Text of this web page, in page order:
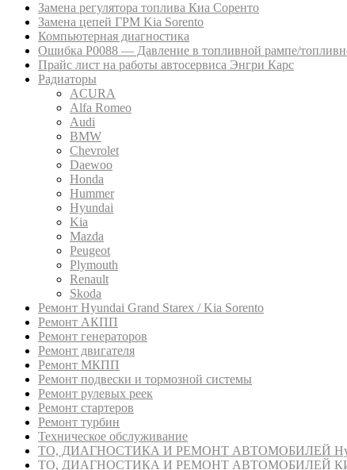
Замена регулятора топлива Киа Соренто
Замена цепей ГРМ Kia Sorento
Компьютерная диагностика
Ошибка P0088 — Давление в топливной рампе/
Прайс лист на работы автосервиса Энгри Карс
Радиаторы
ACURA
Alfa Romeo
Audi
BMW
Chevrolet
Daewoo
Honda
Hummer
Hyundai
Kia
Mazda
Peugeot
Plymouth
Renault
Skoda
Ремонт Hyundai Grand Starex / Kia Sorento
Ремонт АКПП
Ремонт генераторов
Ремонт двигателя
Ремонт МКПП
Ремонт подвески и тормозной системы
Ремонт рулевых реек
Ремонт стартеров
Ремонт турбин
Техническое обслуживание
ТО, ДИАГНОСТИКА И РЕМОНТ АВТОМОБИЛЕЙ
ТО, ДИАГНОСТИКА И РЕМОНТ АВТОМОБИЛЕЙ